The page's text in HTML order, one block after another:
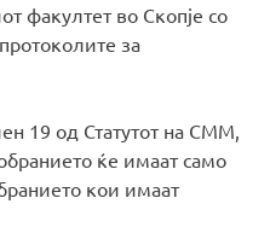
факултет во Скопје со
за
19 од Статутот на СММ,
ќе имаат само
кои имаат